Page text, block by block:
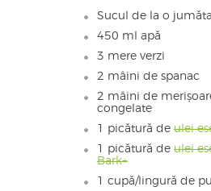
Sucul de la o
450 ml apă
3 mere verzi
2 mâini de spanac
2 mâini de
congelate
1 picătură de ulei
1 picătură de ulei
Bark+
1 cupă/lingură de